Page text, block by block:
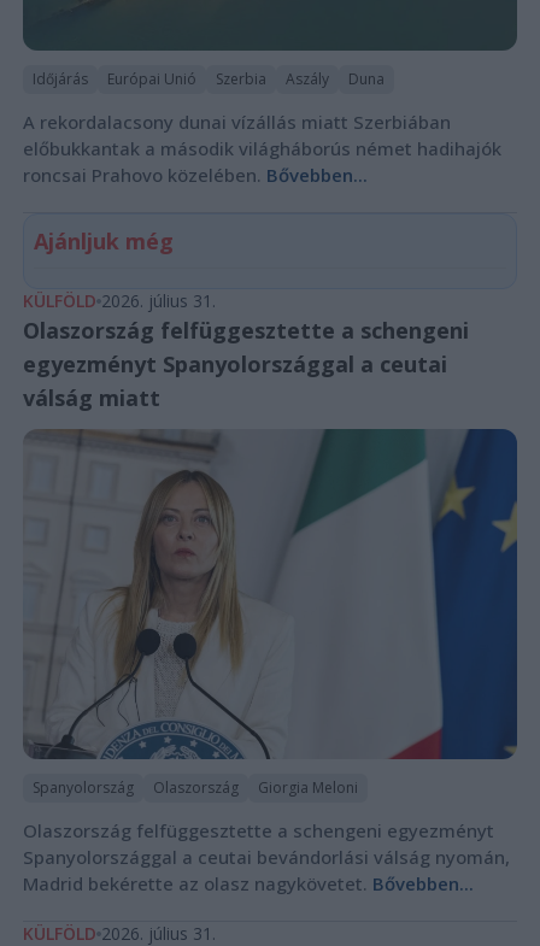
Időjárás Európai Unió Szerbia Aszály Duna
A rekordalacsony dunai vízállás miatt Szerbiában
előbukkantak a második világháborús német hadihajók
roncsai Prahovo közelében. Bővebben...
Ajánljuk még
KÜLFÖLD 2026. július 31.
Olaszország felfüggesztette a schengeni
egyezményt Spanyolországgal a ceutai
válság miatt
Spanyolország Olaszország Giorgia Meloni
Olaszország felfüggesztette a schengeni egyezményt
Spanyolországgal a ceutai bevándorlási válság nyomán,
Madrid bekérette az olasz nagykövetet. Bővebben...
KÜLFÖLD 2026. július 31.